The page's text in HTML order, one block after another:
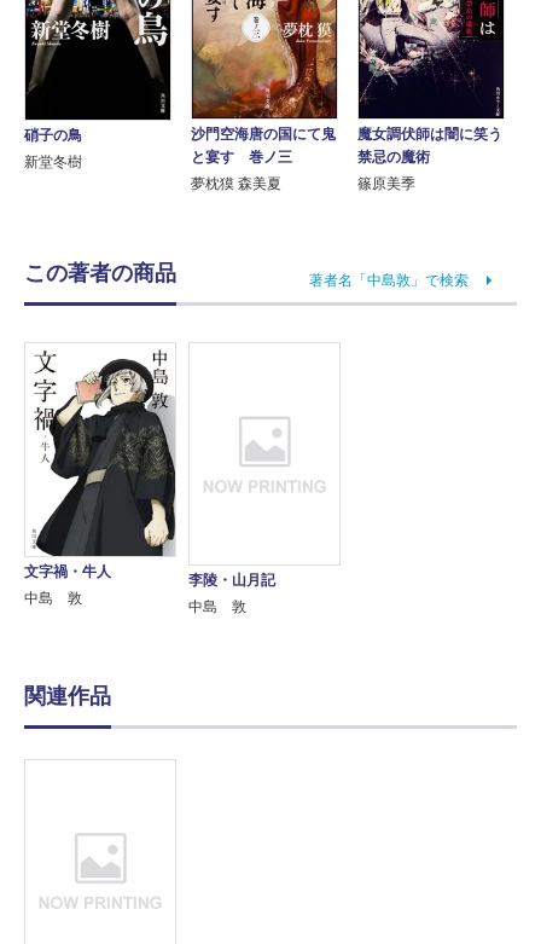
硝子の鳥
新堂冬樹
沙門空海唐の国にて鬼
と宴す 巻ノ三
夢枕獏 森美夏
魔女調伏師は闇に笑う
禁忌の魔術
篠原美季
この著者の商品 著者名「中島敦」で検索
文字禍・牛人
中島 敦
李陵・山月記
中島 敦
関連作品